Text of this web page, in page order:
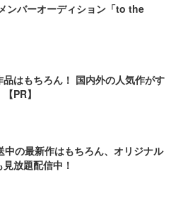
ンバーオーディション「to the
はもちろん！ 国内外の人気作がす
PR】
中の最新作はもちろん、オリジナル
放題配信中！